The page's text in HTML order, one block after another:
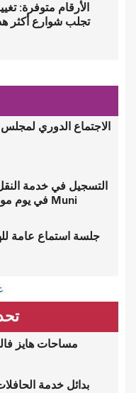
الأرقام متوفرة:
تجلب شوارع أكثر
التسجيل في خدمة
Muni في يوم موارد المجتمع في شارع 24
جلسة استماع عامة للهندسة، 7
مساحات هايز